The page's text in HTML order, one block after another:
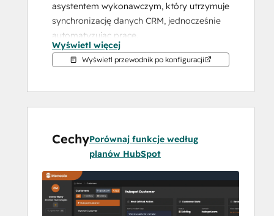
asystentem wykonawczym, który utrzymuje
synchronizację danych CRM, jednocześnie
automatyzując pracę.
Podstawowe problemy, które
1) Zespoły posprzedażowe tonące w pracy
CSM spędzają ponad 60% swojego czasu
na dokumentacji, raportowaniu i zadaniach
budowania relacji z klientami. Monocle
automatyzuje podsumowania wykonawcze,
przygotowania do spotkań, notatki i
Wyświetl więcej
Wyświetl przewodnik po konfiguracji
CechyPorównaj funkcje według
planów HubSpot